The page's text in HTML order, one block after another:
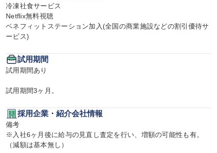
冷凍社食サービス
Netflix無料視聴
ベネフィットステーション加入(全国の商業施設などの割引優待サ
ービス)
試用期間
試用期間あり
試用期間3ヶ月。
採用企業・紹介会社情報
備考
※入社6ヶ月後に給与の見直し査定を行い、増額の可能性も有。
（減額は基本無し）